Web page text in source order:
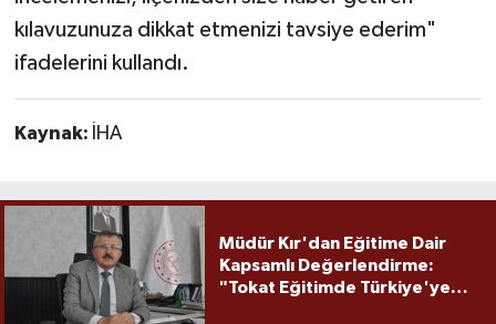
kılavuzunuza dikkat etmenizi tavsiye ederim"
ifadelerini kullandı.
Kaynak: İHA
Müdür Kır'dan Eğitime Dair
Kapsamlı Değerlendirme:
"Tokat Eğitimde Türkiye'ye